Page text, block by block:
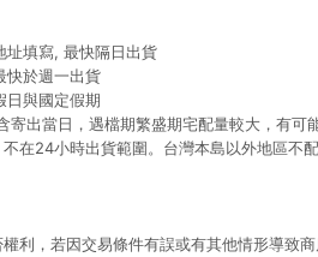
填寫, 最快隔日出貨
快於週一出貨
與國定假期
出當日，遇檔期繁盛期宅配量較大，有可
在24小時出貨範圍。台灣本島以外地區不
權利，若因交易條件有誤或有其他情形導致